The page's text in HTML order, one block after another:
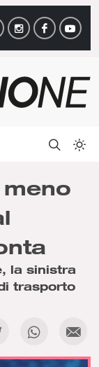
la sinistra
trasporto